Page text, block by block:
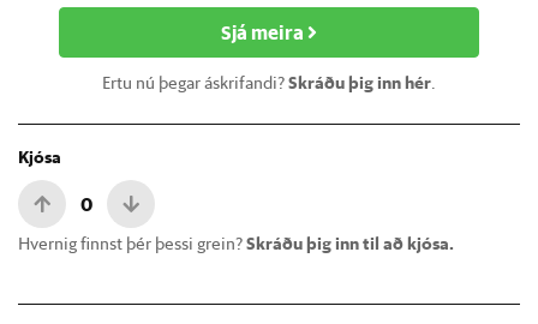
Sjá meira
Ertu nú þegar áskrifandi?Skráðu þig inn hér.
Kjósa
0
Hvernig finnst þér þessi grein?Skráðu þig inn til að kjósa.